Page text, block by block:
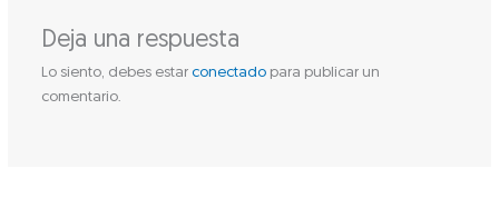
Deja una respuesta
Lo siento, debes estar conectadopara publicar un
comentario.